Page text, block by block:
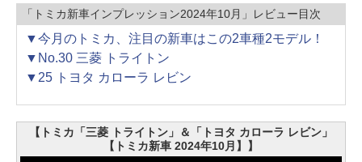
「トミカ新車インプレッション2024年10月」レビュー目次
▼今月のトミカ、注目の新車はこの2車種2モデル！
▼No.30 三菱 トライトン
▼25 トヨタ カローラ レビン
【トミカ「三菱 トライトン」＆「トヨタ カローラ レビン」
【トミカ新車 2024年10月】】